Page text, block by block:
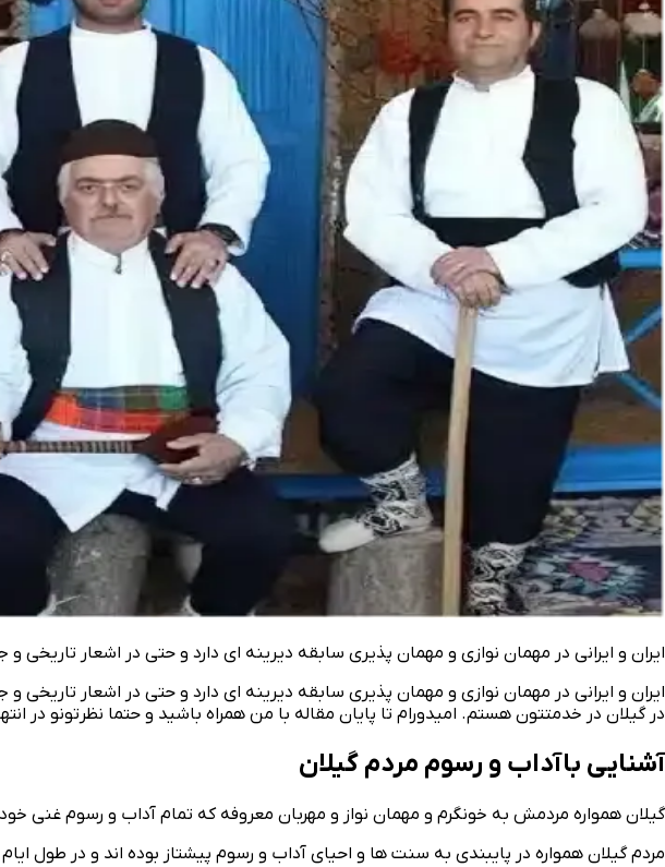
ایران و ایرانی در مهمان‌ نوازی و مهمان‌ پذیری سابقه دیرینه‌ ای دارد و حتی در اشعار تاریخی و
ایران و ایرانی در مهمان‌ نوازی و مهمان‌ پذیری سابقه دیرینه‌ ای دارد و حتی در اشعار
در گیلان در خدمتتون هستم. امیدورام تا پایان مقاله با من همراه باشید و حتما نظرتونو در
آشنایی با آداب و رسوم مردم گیلان
گیلان همواره مردمش به خونگرم و مهمان نواز و مهربان معروفه که تمام آداب و رسوم
مردم گیلان همواره در پایبندی به سنت ها و احیای آداب و رسوم پیشتاز بوده اند و در طول